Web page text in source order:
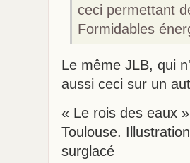
ceci permettant
Formidables
Le même JLB, qui
aussi ceci sur un
« Le rois des eaux
Toulouse.
surglacé